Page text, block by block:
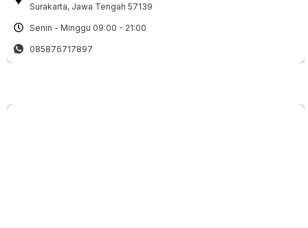
Surakarta, Jawa Tengah 57139
Senin - Minggu 09:00 - 21:00
085876717897